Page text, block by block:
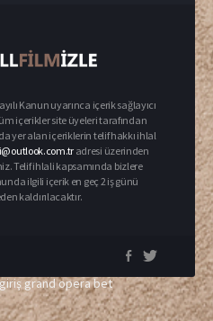
Kanun uyarınca içerik sağlayıcı
içerikler site üyeleri tarafından
yer alan içeriklerin telif hakkı ihlal
adresi üzerinden
Telif ihlali kapsamında bizlere
ilgili içerik en geç 2 iş günü
kaldırılacaktır.
grand opera bet